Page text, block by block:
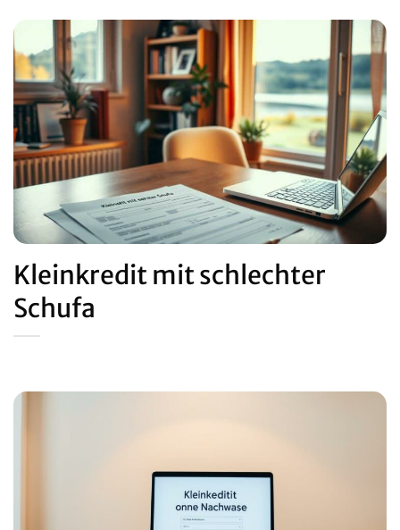
Kleinkredit mit schlechter
Schufa